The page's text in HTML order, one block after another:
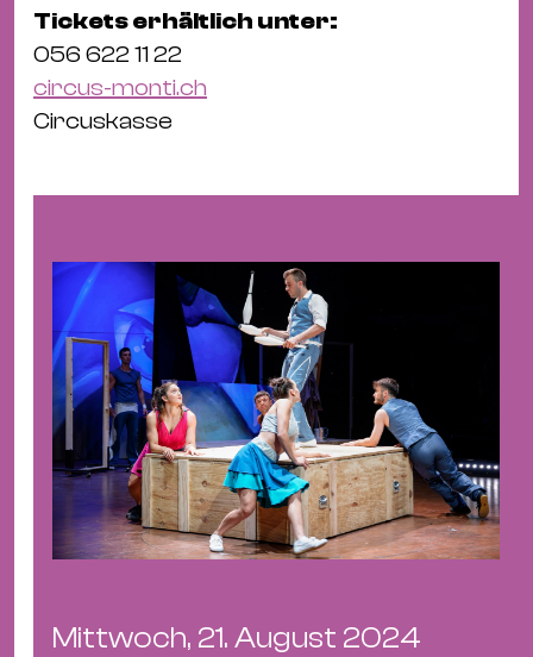
Tickets erhältlich unter:
056 622 11 22
circus-monti.ch
Circuskasse
Mittwoch, 21. August 2024